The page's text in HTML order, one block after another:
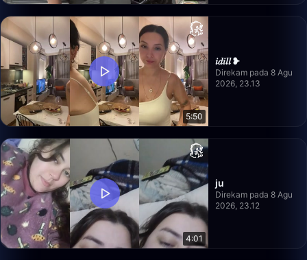
5:50
𝑖𝑑𝑖𝑙𝑙 ❥
Direkam pada 8 Agu
2026, 23.13
4:01
ju
Direkam pada 8 Agu
2026, 23.12